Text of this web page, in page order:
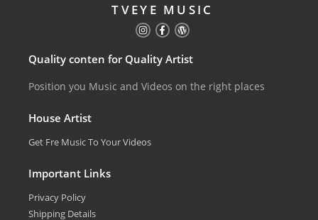
TVEYE MUSIC
Quality conten for Quality Artist
Position you Music and Videos on the right places
House Artist
Get Fre Music To Your Videos
Important Links
Privacy Policy
Shipping Details